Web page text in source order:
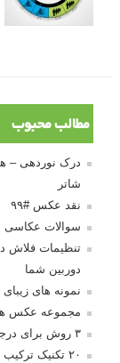
مطالب محبوب
شاتر
نقد عکس #۹۹
سوالات عکاسی
تنظیمات فلاش
دوربین شما
نمونه های
مجموعه عکس
۳ روش برای درجه بندی و تنظیم دقیق رنگ در فتوشاپ
۲۰ تکنیک